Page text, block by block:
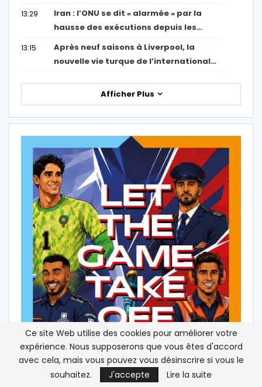
13:29
Iran : l’ONU se dit « alarmée » par la
hausse des exécutions depuis les…
13:15
Après neuf saisons à Liverpool, la
nouvelle vie turque de l’international…
Afficher Plus
Ce site Web utilise des cookies pour améliorer votre
expérience. Nous supposerons que vous êtes d'accord
avec cela, mais vous pouvez vous désinscrire si vous le
souhaitez.
J'accepte Lire la suite